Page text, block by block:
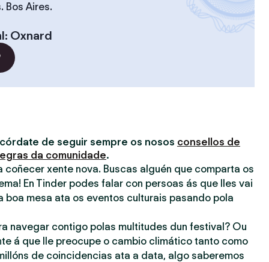
Bos Aires.
: Oxnard
de seguir sempre os nosos consellos de
da comunidade.
coñecer xente nova. Buscas alguén que comparta os
En Tinder podes falar con persoas ás que lles vai
boa mesa ata os eventos culturais pasando pola
navegar contigo polas multitudes dun festival? Ou
á que lle preocupe o cambio climático tanto como
de coincidencias ata a data, algo saberemos